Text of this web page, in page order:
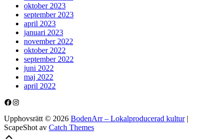
oktober 2023
september 2023
april 2023
januari 2023
november 2022
oktober 2022
september 2022
juni 2022
maj 2022
april 2022
Facebook
Instagram
Upphovsrätt © 2026 BodenArr – Lokalproducerad kultur |
ScapeShot av Catch Themes